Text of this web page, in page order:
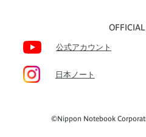
公式アカウント
日本ノート
©Nippon Notebook